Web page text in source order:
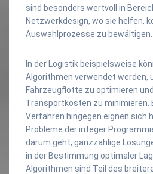
sind besonders wertvoll in
Netzwerkdesign, wo sie helfen,
Auswahlprozesse zu bewältigen.
In der Logistik beispielsweise
Algorithmen verwendet werden,
Fahrzeugflotte zu optimieren
Transportkosten zu minimieren.
Verfahren hingegen eignen sich
Probleme der integer
darum geht, ganzzahlige
in der Bestimmung optimaler
Algorithmen sind Teil des